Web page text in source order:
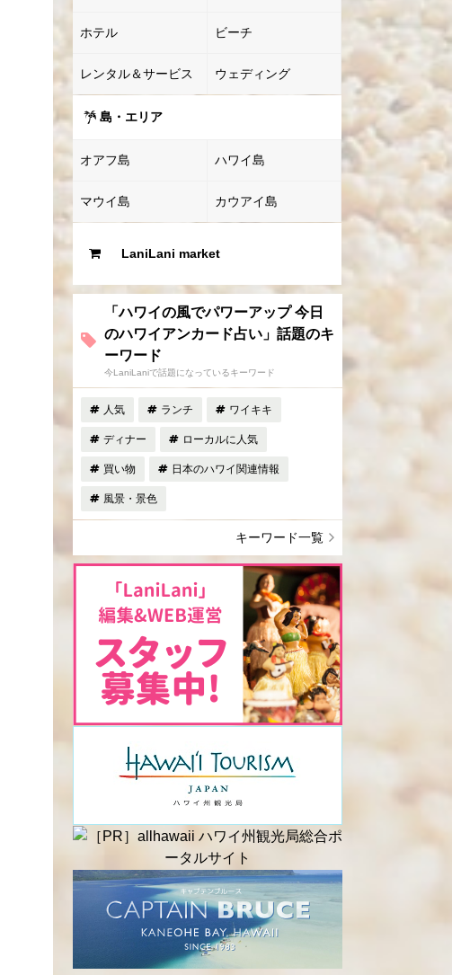
ホテル ビーチ
レンタル＆サービス ウェディング
島・エリア
オアフ島 ハワイ島
マウイ島 カウアイ島
LaniLani market
「ハワイの風でパワーアップ 今日
のハワイアンカード占い」話題のキ
ーワード
今LaniLaniで話題になっているキーワード
人気 ランチ ワイキキ
ディナー ローカルに人気
買い物 日本のハワイ関連情報
風景・景色
キーワード一覧